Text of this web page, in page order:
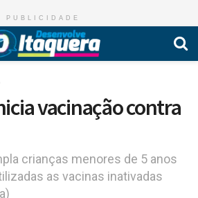
PUBLICIDADE
vacinação contra
crianças menores de 5 anos
as vacinas inativadas